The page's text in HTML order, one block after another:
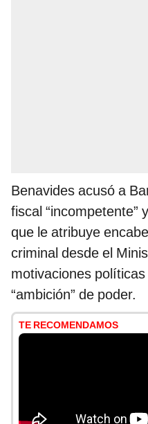
Benavides acusó a
fiscal “incompetente”
que le atribuye
criminal desde el
motivaciones
“ambición” de poder.
TE RECOMENDAMOS